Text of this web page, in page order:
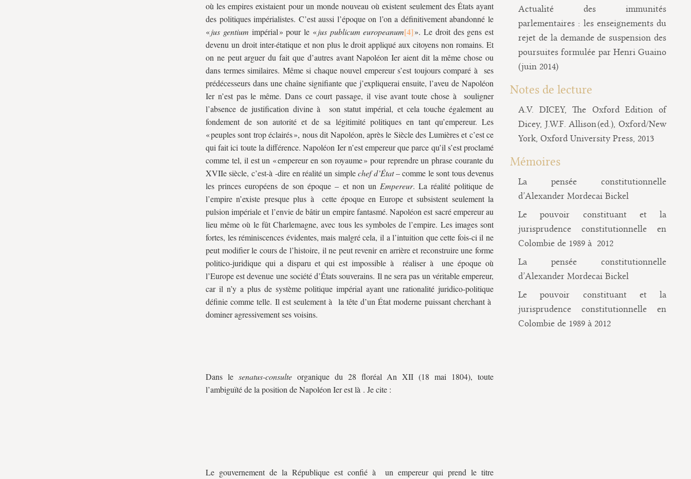
où les empires existaient pour un monde nouveau où existent seulement des États ayant
des politiques impérialistes. C’est aussi l’époque on l’on a définitivement abandonné le
«jus gentium impérial » pour le «jus publicum europeanum
». Le droit des gens est
devenu un droit inter-étatique et non plus le droit appliqué aux citoyens non romains. Et
on ne peut arguer du fait que d’autres avant Napoléon Ier aient dit la même chose ou
dans termes similaires. Même si chaque nouvel empereur s’est toujours comparé à ses
prédécesseurs dans une chaîne signifiante que j’expliquerai ensuite, l’aveu de Napoléon
Ier n’est pas le même. Dans ce court passage, il vise avant toute chose à souligner
l’absence de justification divine à son statut impérial, et cela touche également au
fondement de son autorité et de sa légitimité politiques en tant qu’empereur. Les
« peuples sont trop éclairés », nous dit Napoléon, après le Siècle des Lumières et c’est ce
qui fait ici toute la différence. Napoléon Ier n’est empereur que parce qu’il s’est proclamé
comme tel, il est un « empereur en son royaume » pour reprendre un phrase courante du
XVIIe siècle, c’est-à -dire en réalité un simplechef d’État– comme le sont tous devenus
les princes européens de son époque – et non un Empereur. La réalité politique de
l’empire n’existe presque plus à cette époque en Europe et subsistent seulement la
pulsion impériale et l’envie de bâtir un empire fantasmé. Napoléon est sacré empereur au
lieu même où le fût Charlemagne, avec tous les symboles de l’empire. Les images sont
fortes, les réminiscences évidentes, mais malgré cela, il a l’intuition que cette fois-ci il ne
peut modifier le cours de l’histoire, il ne peut revenir en arrière et reconstruire une forme
politico-juridique qui a disparu et qui est impossible à réaliser à une époque où
l’Europe est devenue une société d’États souverains. Il ne sera pas un véritable empereur,
car il n’y a plus de système politique impérial ayant une rationalité juridico-politique
définie comme telle. Il est seulement à la tête d’un État moderne puissant cherchant à
dominer agressivement ses voisins.
Dans le senatus-consulteorganique du 28 floréal An XII (18 mai 1804), toute
l’ambiguïté de la position de Napoléon Ier est là . Je cite :
Le gouvernement de la République est confié à un empereur qui prend le titre
Actualité des immunités
parlementaires : les enseignements du
rejet de la demande de suspension des
poursuites formulée par Henri Guaino
(juin 2014)
Notes de lecture
A.V. DICEY, The Oxford Edition of
Dicey, J.W.F. Allison (ed.), Oxford/New
York, Oxford University Press, 2013
Mémoires
La pensée constitutionnelle
d’Alexander Mordecai Bickel
Le pouvoir constituant et la
jurisprudence constitutionnelle en
Colombie de 1989 à 2012
La pensée constitutionnelle
d’Alexander Mordecai Bickel
Le pouvoir constituant et la
jurisprudence constitutionnelle en
Colombie de 1989 à 2012